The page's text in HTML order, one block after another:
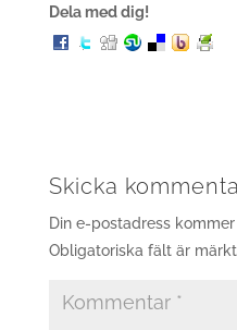
Dela med dig!
Skicka
Din e-postadress
Obligatoriska fält är